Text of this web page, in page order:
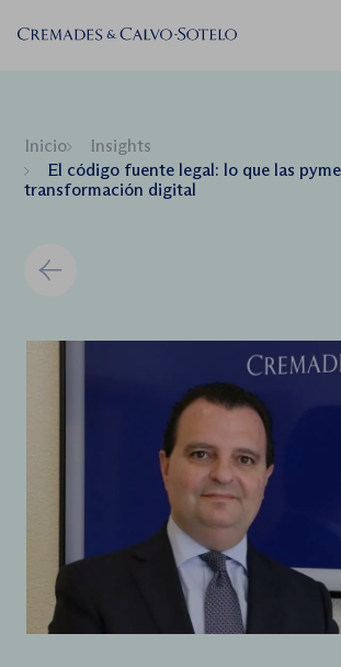
Inicio
Insights
El código fuente legal: lo que las
transformación digital